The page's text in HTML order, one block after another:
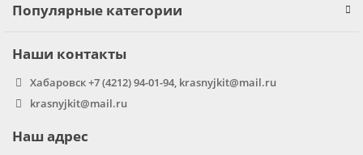
Популярные категории
Наши контакты
Хабаровск +7 (4212) 94-01-94, krasnyjkit@mail.ru
krasnyjkit@mail.ru
Наш адрес